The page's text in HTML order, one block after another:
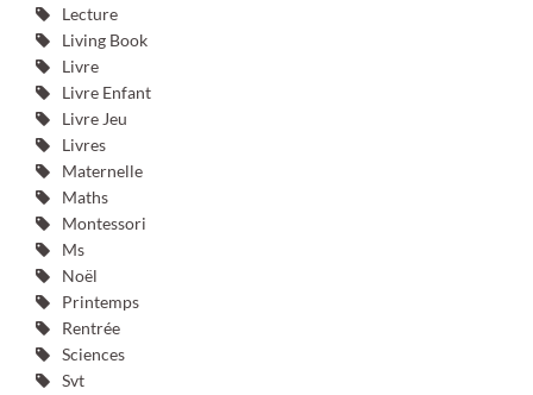
Lecture
Living Book
Livre
Livre Enfant
Livre Jeu
Livres
Maternelle
Maths
Montessori
Ms
Noël
Printemps
Rentrée
Sciences
Svt